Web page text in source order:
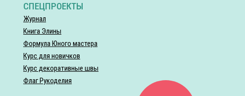
СПЕЦПРОЕКТЫ
Журнал
Книга Элины
Формула Юного мастера
Курс для новичков
Курс декоративные швы
Флаг Рукоделия